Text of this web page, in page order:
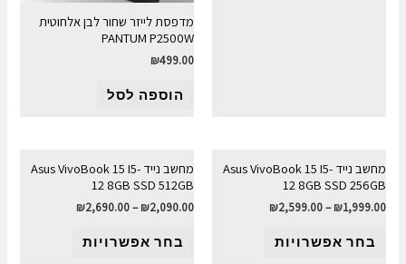
מדפסת לייזר שחור לבן אלחוטית
PANTUM P2500W
₪499.00
הוספה לסל
מחשב נייד Asus VivoBook 15 I5-
12 8GB SSD 256GB
₪1,999.00
–
₪2,599.00
בחר אפשרויות
מחשב נייד Asus VivoBook 15 I5-
12 8GB SSD 512GB
₪2,090.00
–
₪2,690.00
בחר אפשרויות